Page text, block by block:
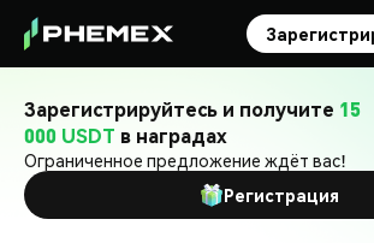
Зарегистрируйтесь и получите 15
000 USDT в наградах
Ограниченное предложение ждёт вас!
Регистрация